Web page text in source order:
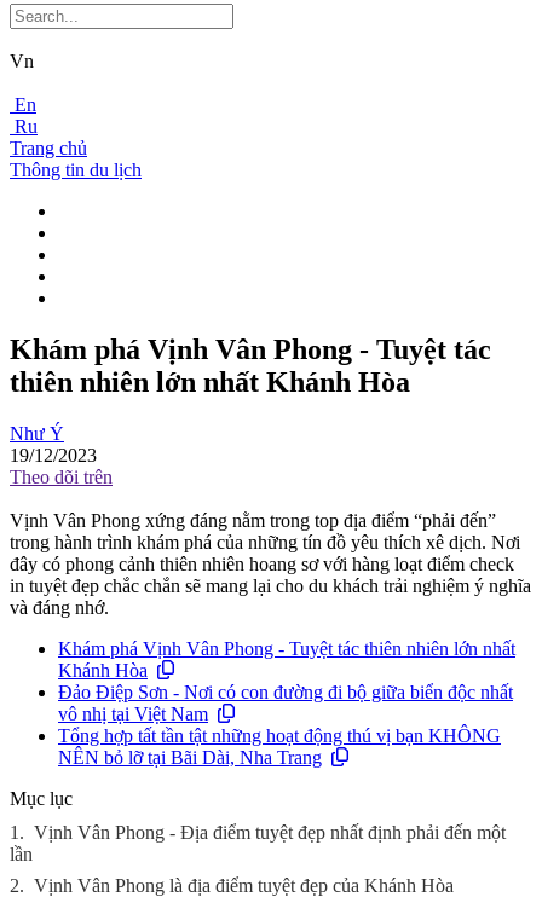
Vn
En
Ru
Trang chủ
Thông tin du lịch
Khám phá Vịnh Vân Phong - Tuyệt tác
thiên nhiên lớn nhất Khánh Hòa
Như Ý
19/12/2023
Theo dõi trên
Vịnh Vân Phong xứng đáng nằm trong top địa điểm “phải đến”
trong hành trình khám phá của những tín đồ yêu thích xê dịch. Nơi
đây có phong cảnh thiên nhiên hoang sơ với hàng loạt điểm check
in tuyệt đẹp chắc chắn sẽ mang lại cho du khách trải nghiệm ý nghĩa
và đáng nhớ.
Khám phá Vịnh Vân Phong - Tuyệt tác thiên nhiên lớn nhất
Khánh Hòa
Đảo Điệp Sơn - Nơi có con đường đi bộ giữa biển độc nhất
vô nhị tại Việt Nam
Tổng hợp tất tần tật những hoạt động thú vị bạn KHÔNG
NÊN bỏ lỡ tại Bãi Dài, Nha Trang
Mục lục
1. Vịnh Vân Phong - Địa điểm tuyệt đẹp nhất định phải đến một
lần
2. Vịnh Vân Phong là địa điểm tuyệt đẹp của Khánh Hòa